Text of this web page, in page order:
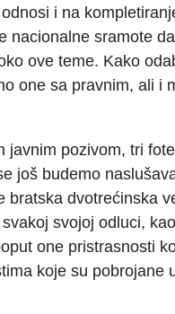
i na
nacionalne sramote
ove teme. Kako
one sa pravnim, ali i
javnim pozivom, tri
još budemo
dvotrećinska
svojoj odluci,
one pristrasnosti
koje su pobrojane